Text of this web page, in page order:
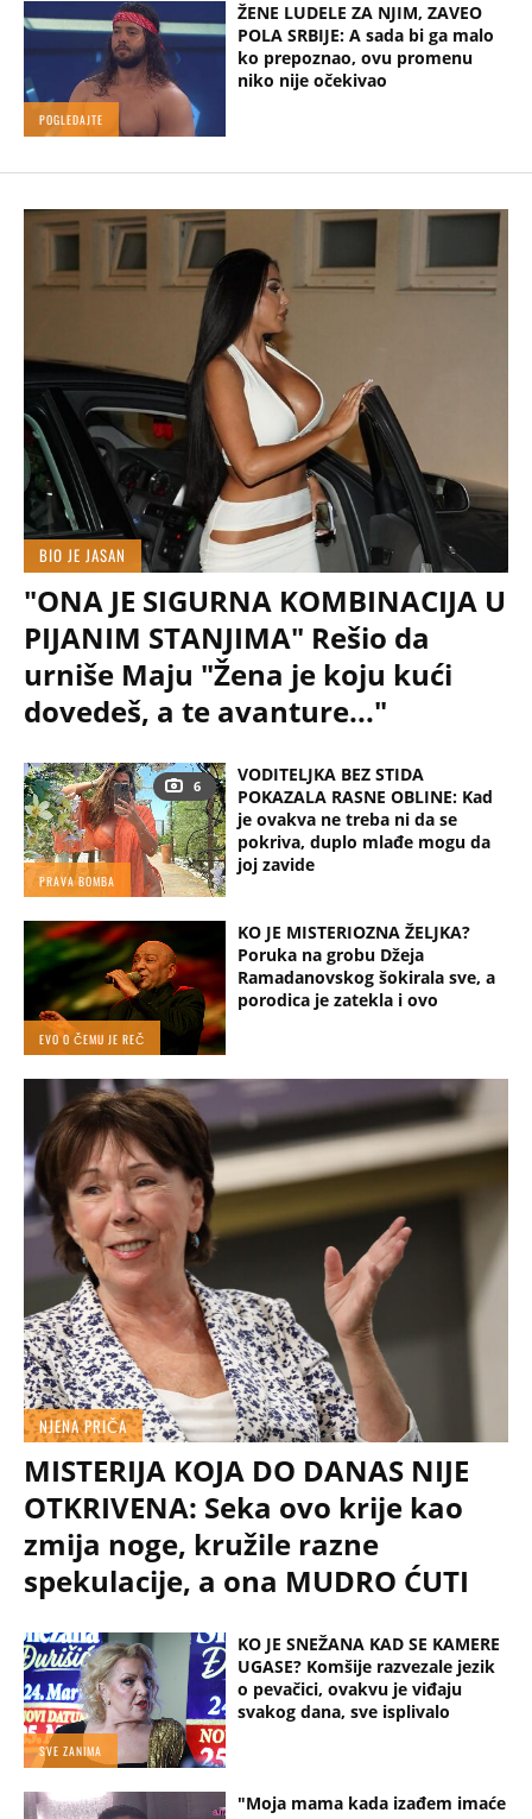
POGLEDAJTE
ŽENE LUDELE ZA NJIM, ZAVEO
POLA SRBIJE: A sada bi ga malo
ko prepoznao, ovu promenu
niko nije očekivao
BIO JE JASAN
"ONA JE SIGURNA KOMBINACIJA U
PIJANIM STANJIMA" Rešio da
urniše Maju "Žena je koju kući
dovedeš, a te avanture..."
6
PRAVA BOMBA
VODITELJKA BEZ STIDA
POKAZALA RASNE OBLINE: Kad
je ovakva ne treba ni da se
pokriva, duplo mlađe mogu da
joj zavide
EVO O ČEMU JE REČ
KO JE MISTERIOZNA ŽELJKA?
Poruka na grobu Džeja
Ramadanovskog šokirala sve, a
porodica je zatekla i ovo
SVE ZANIMA
KO JE SNEŽANA KAD SE KAMERE
UGASE? Komšije razvezale jezik
o pevačici, ovakvu je viđaju
svakog dana, sve isplivalo
"Moja mama kada izađem imaće
NJENA PRIČA
MISTERIJA KOJA DO DANAS NIJE
OTKRIVENA: Seka ovo krije kao
zmija noge, kružile razne
spekulacije, a ona MUDRO ĆUTI